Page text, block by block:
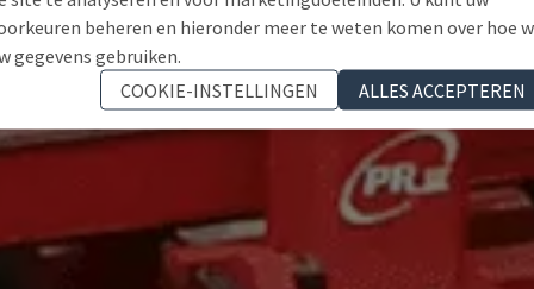
beheren en hieronder meer te weten komen over hoe
gegevens gebruiken.
COOKIE-INSTELLINGEN
ALLES ACCEPTEREN